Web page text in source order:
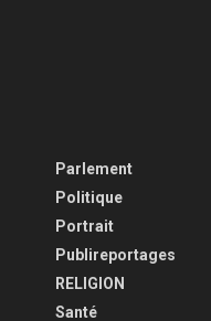
Parlement
Politique
Portrait
Publireportages
RELIGION
Santé